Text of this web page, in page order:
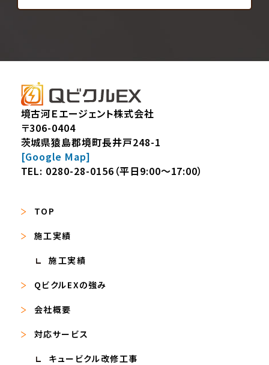
境古河Ｅエージェント株式会社
〒306-0404
茨城県猿島郡境町長井戸248-1
[Google Map]
TEL: 0280-28-0156 （平日9:00～17:00）
TOP
施工実績
施工実績
QビクルEXの強み
会社概要
対応サービス
キュービクル改修工事